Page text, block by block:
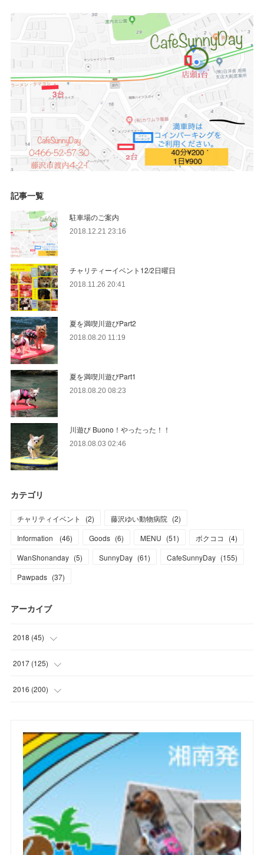
記事一覧
駐車場のご案内
2018.12.21 23:16
チャリティーイベント12/2日曜日
2018.11.26 20:41
夏を満喫川遊びPart2
2018.08.20 11:19
夏を満喫川遊びPart1
2018.08.20 08:23
川遊び Buono！やったった！！
2018.08.03 02:46
カテゴリ
チャリティイベント (2) 藤沢ゆい動物病院 (2)
Information
(46) Goods (6) MENU (51) ボクココ (4)
WanShonanday (5) SunnyDay (61) CafeSunnyDay (155)
Pawpads (37)
アーカイブ
2018 (45)
(1)
(1)
(7)
(2)
(4)
2017 (125)
(6)
(9)
(10 )
)
(11
(15)
2016 (200)
(17)
(19)
22)
(28)
(21)